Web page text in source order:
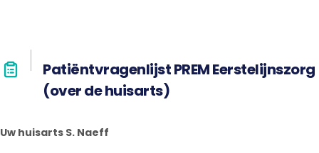
Patiëntvragenlijst PREM Eerstelijnszorg
(over de huisarts)
Uw huisarts S. Naeff